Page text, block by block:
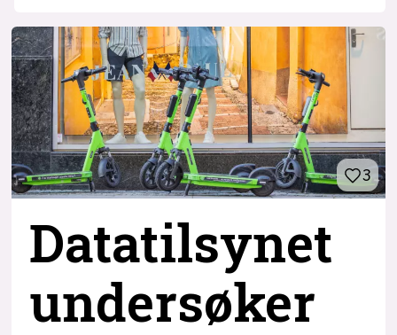
3
Datatilsynet
undersøker